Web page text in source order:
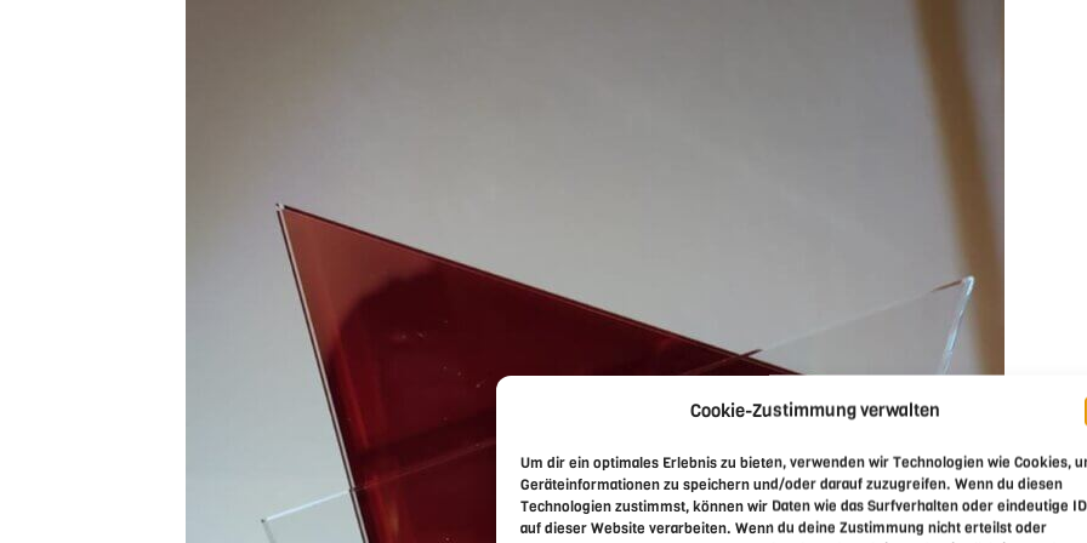
Cookie-Zustimmung verwalten
Um dir ein optimales Erlebnis zu bieten, verwenden wir Technologien wie Cookies,
Geräteinformationen zu speichern und/oder darauf zuzugreifen. Wenn du diesen
Technologien zustimmst, können wir Daten wie das Surfverhalten oder eindeutige
auf dieser Website verarbeiten. Wenn du deine Zustimmung nicht erteilst oder